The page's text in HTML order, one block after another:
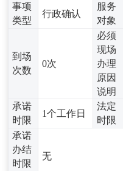
事项
类型
行政确认
服务
对象
到场
次数
0次
必须
现场
办理
原因
说明
承诺
时限
1个工作日
法定
时限
承诺
办结
时限
无